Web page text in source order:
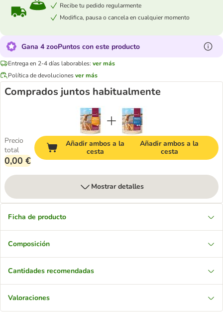
Recibe tu pedido regularmente
Modifica, pausa o cancela en cualquier momento
Gana 4 zooPuntos con este producto
Entrega en 2-4 días laborables: ver más
Política de devolucionesver más
Comprados juntos habitualmente
Precio
total
0,00 €
Añadir ambos a la
cesta
Añadir ambos a la
cesta
Mostrar detalles
Ficha de producto
Composición
Cantidades recomendadas
Valoraciones